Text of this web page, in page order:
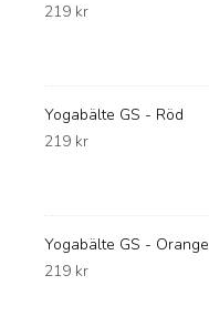
219 kr
Yogabälte GS - Röd
219 kr
Yogabälte GS - Orange
219 kr